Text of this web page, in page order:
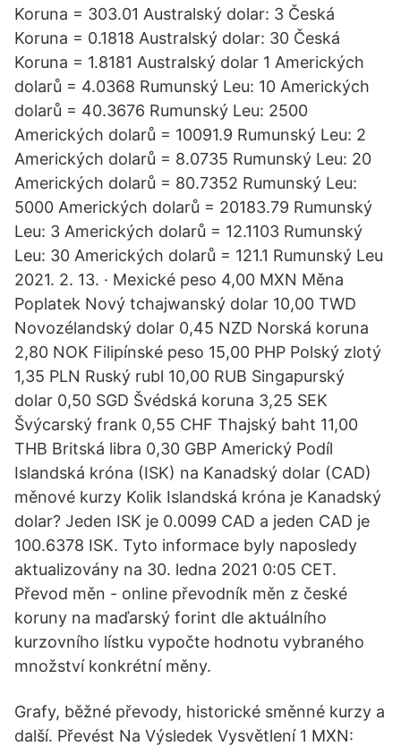
Koruna = 303.01 Australský dolar: 3 Česká
Koruna = 0.1818 Australský dolar: 30 Česká
Koruna = 1.8181 Australský dolar 1 Amerických
dolarů = 4.0368 Rumunský Leu: 10 Amerických
dolarů = 40.3676 Rumunský Leu: 2500
Amerických dolarů = 10091.9 Rumunský Leu: 2
Amerických dolarů = 8.0735 Rumunský Leu: 20
Amerických dolarů = 80.7352 Rumunský Leu:
5000 Amerických dolarů = 20183.79 Rumunský
Leu: 3 Amerických dolarů = 12.1103 Rumunský
Leu: 30 Amerických dolarů = 121.1 Rumunský Leu
2021. 2. 13. · Mexické peso 4,00 MXN Měna
Poplatek Nový tchajwanský dolar 10,00 TWD
Novozélandský dolar 0,45 NZD Norská koruna
2,80 NOK Filipínské peso 15,00 PHP Polský zlotý
1,35 PLN Ruský rubl 10,00 RUB Singapurský
dolar 0,50 SGD Švédská koruna 3,25 SEK
Švýcarský frank 0,55 CHF Thajský baht 11,00
THB Britská libra 0,30 GBP Americký Podíl
Islandská króna (ISK) na Kanadský dolar (CAD)
měnové kurzy Kolik Islandská króna je Kanadský
dolar? Jeden ISK je 0.0099 CAD a jeden CAD je
100.6378 ISK. Tyto informace byly naposledy
aktualizovány na 30. ledna 2021 0:05 CET.
Převod měn - online převodník měn z české
koruny na maďarský forint dle aktuálního
kurzovního lístku vypočte hodnotu vybraného
množství konkrétní měny.
Grafy, běžné převody, historické směnné kurzy a
další. Převést Na Výsledek Vysvětlení 1 MXN: